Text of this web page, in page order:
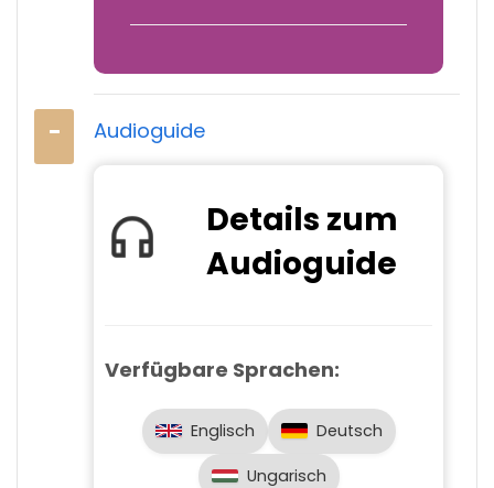
Audioguide
Details zum
Audioguide
Verfügbare Sprachen:
Englisch Deutsch
Ungarisch